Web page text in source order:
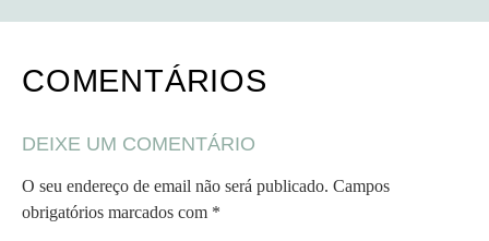
COMENTÁRIOS
DEIXE UM COMENTÁRIO
O seu endereço de email não será publicado. Campos
obrigatórios marcados com *